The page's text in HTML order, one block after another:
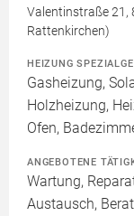
Valentinstraße 21,
Rattenkirchen)
HEIZUNG
Gasheizung,
Holzheizung,
Ofen,
ANGEBOTENE
Wartung,
Austausch,